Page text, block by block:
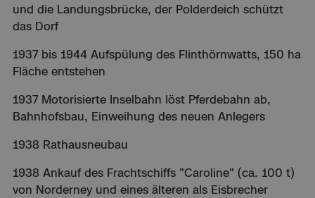
und die Landungsbrücke, der Polderdeich schützt
das Dorf
1937 bis 1944 Aufspülung des Flinthörnwatts, 150 ha
Fläche entstehen
1937 Motorisierte Inselbahn löst Pferdebahn ab,
Bahnhofsbau, Einweihung des neuen Anlegers
1938 Rathausneubau
1938 Ankauf des Frachtschiffs "Caroline" (ca. 100 t)
von Norderney und eines älteren als Eisbrecher